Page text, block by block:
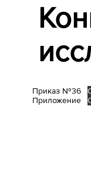
Приказ №36
Приложение